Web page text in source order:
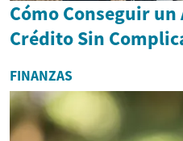
Cómo Conseguir un
Crédito Sin
FINANZAS